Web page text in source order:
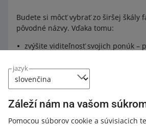
jazyk
Záleží nám na vašom
Pomocou súborov cookie a súvisiacich
Budete si môcť vybrať zo širšej škály
pôvodné názvy. Vďaka tomu:
zvýšite viditeľnosť svojich ponúk –
zvýšite dôveryhodnosť svojich
presného názvu farby výrobcu
vyhnete sa nedorozumeniam –
znamená menej otázok od
vrátených tovarov.